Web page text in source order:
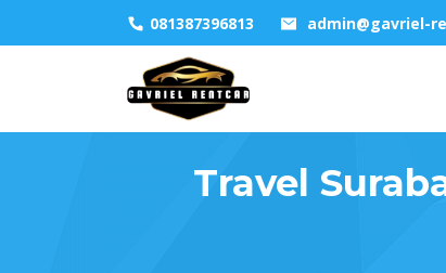
081387396813 admin@gavriel-
Travel